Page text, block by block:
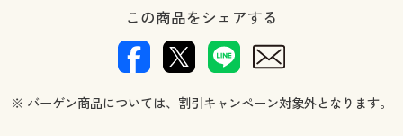
この商品をシェアする
※ バーゲン商品については、割引キャンペーン対象外となります。